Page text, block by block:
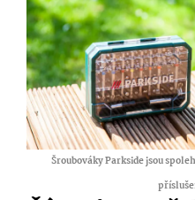
Šroubováky Parkside jsou